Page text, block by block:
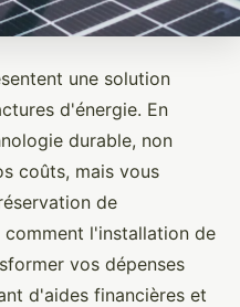
une solution
d'énergie. En
durable, non
coûts, mais vous
de
l'installation de
vos dépenses
d'aides financières et